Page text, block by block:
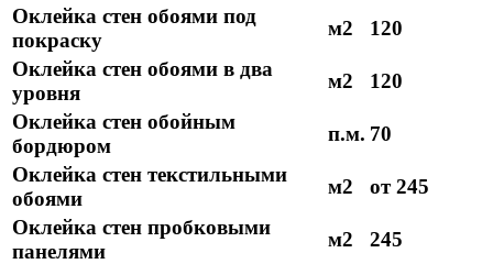
Оклейка стен обоями под
покраску
м2
120
Оклейка стен обоями в два
уровня
м2
120
Оклейка стен обойным
бордюром
п.м. 70
Оклейка стен текстильными
обоями
м2
от 245
Оклейка стен пробковыми
панелями
м2
245